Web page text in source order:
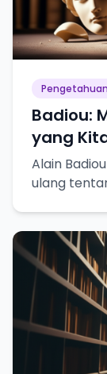
Pengetahuan
Badiou:
yang
Alain
ulang